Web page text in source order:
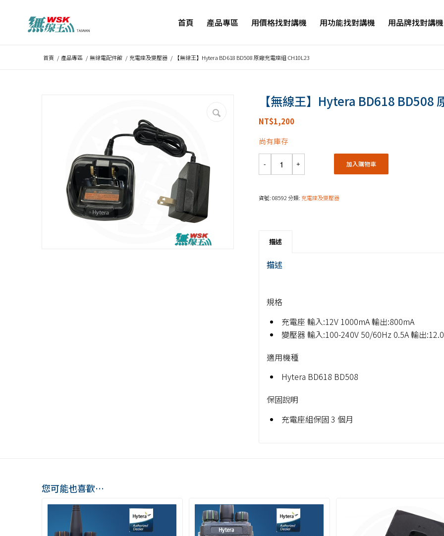
首頁 產品專區 用價格找對講機 用功能找對講機 用品牌找對講機
首頁 / 產品專區 / 無線電配件館 / 充電座及變壓器 / 【無線王】Hytera BD618 BD508 原廠充電座組 CH10L23
【無線王】Hytera BD618 BD508
NT$1,200
尚有庫存
加入購物車
貨號:08592分類: 充電座及變壓器
描述
描述
規格
充電座 輸入:12V 1000mA 輸出:800mA
變壓器 輸入:100-240V 50/60Hz 0.5A 輸出
適用機種
Hytera BD618 BD508
保固說明
充電座組保固 3 個月
您可能也喜歡…